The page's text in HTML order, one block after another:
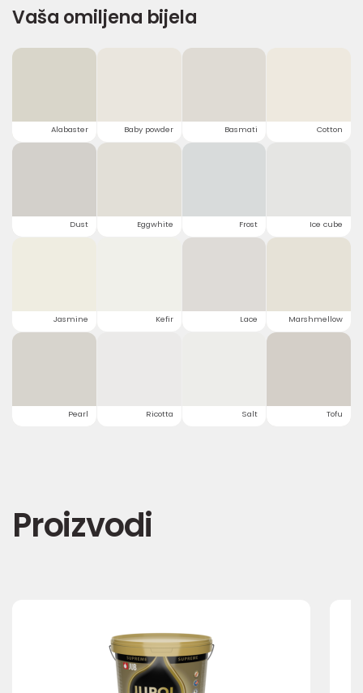
Vaša omiljena bijela
Alabaster Baby powder Basmati Cotton
Dust Eggwhite Frost Ice cube
Jasmine Kefir Lace Marshmellow
Pearl Ricotta Salt Tofu
Proizvodi